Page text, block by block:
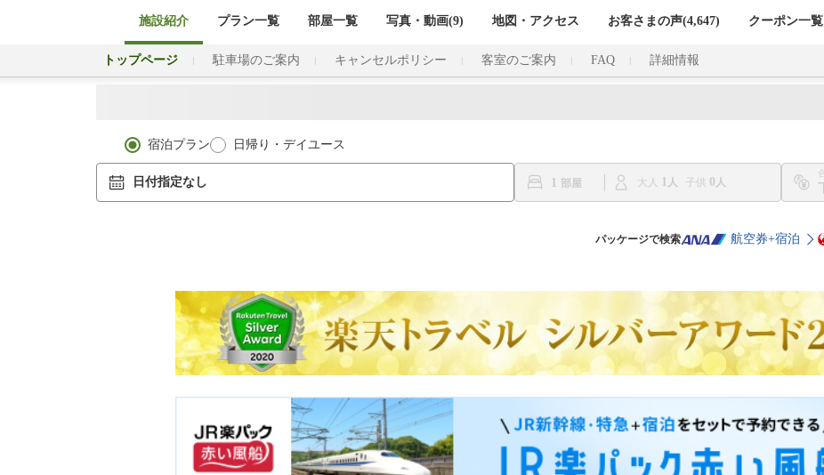
施設紹介 プラン一覧 部屋一覧 写真・動画(9) 地図・アクセス お客さまの声(4,647) クーポン一覧
トップページ 駐車場のご案内 キャンセルポリシー 客室のご案内 FAQ 詳細情報
日付指定なし
パッケージで検索 航空券+宿泊